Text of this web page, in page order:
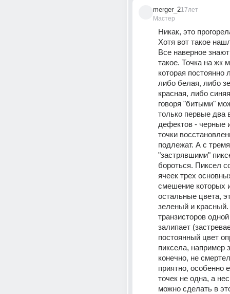
merger_2
Мастер
17лет
Никак, это
Хотя вот такое
Все наверное
такое. Точка на жк
которая постоянно
либо белая, либо
красная, либо
говоря "битыми"
только первые два
дефектов - черные
точки
подлежат. А с
"застрявшими"
бороться. Пиксел
ячеек трех
смешение которых
остальные цвета,
зеленый и красный.
транзисторов
залипает
постоянный цвет
пиксела, например
конечно, не
приятно, особенно
точек не одна, а
можно сделать в